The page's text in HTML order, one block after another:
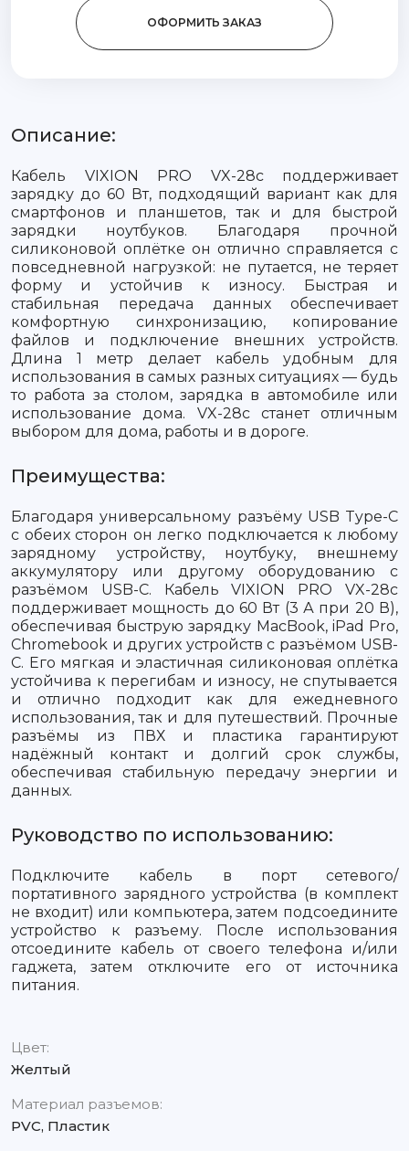
ОФОРМИТЬ ЗАКАЗ
Описание:
Кабель VIXION PRO VX-28c поддерживает
зарядку до 60 Вт, подходящий вариант как для
смартфонов и планшетов, так и для быстрой
зарядки ноутбуков. Благодаря прочной
силиконовой оплётке он отлично справляется с
повседневной нагрузкой: не путается, не теряет
форму и устойчив к износу. Быстрая и
стабильная передача данных обеспечивает
комфортную синхронизацию, копирование
файлов и подключение внешних устройств.
Длина 1 метр делает кабель удобным для
использования в самых разных ситуациях — будь
то работа за столом, зарядка в автомобиле или
использование дома. VX-28c станет отличным
выбором для дома, работы и в дороге.
Преимущества:
Благодаря универсальному разъёму USB Type-C
с обеих сторон он легко подключается к любому
зарядному устройству, ноутбуку, внешнему
аккумулятору или другому оборудованию с
разъёмом USB-C. Кабель VIXION PRO VX-28c
поддерживает мощность до 60 Вт (3 А при 20 В),
обеспечивая быструю зарядку MacBook, iPad Pro,
Chromebook и других устройств с разъёмом USB-
C. Его мягкая и эластичная силиконовая оплётка
устойчива к перегибам и износу, не спутывается
и отлично подходит как для ежедневного
использования, так и для путешествий. Прочные
разъёмы из ПВХ и пластика гарантируют
надёжный контакт и долгий срок службы,
обеспечивая стабильную передачу энергии и
данных.
Руководство по использованию:
Подключите кабель в порт сетевого/
портативного зарядного устройства (в комплект
не входит) или компьютера, затем подсоедините
устройство к разъему. После использования
отсоедините кабель от своего телефона и/или
гаджета, затем отключите его от источника
питания.
Цвет:
Желтый
Материал разъемов:
PVC, Пластик